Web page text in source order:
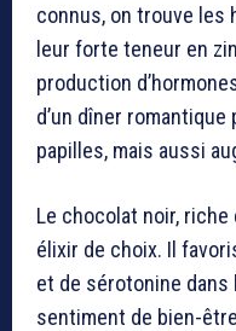
connus, on trouve les
leur forte teneur en
production
d’un dîner
papilles, mais aussi
Le chocolat noir,
élixir de choix. Il
et de sérotonine dans
sentiment de bien-